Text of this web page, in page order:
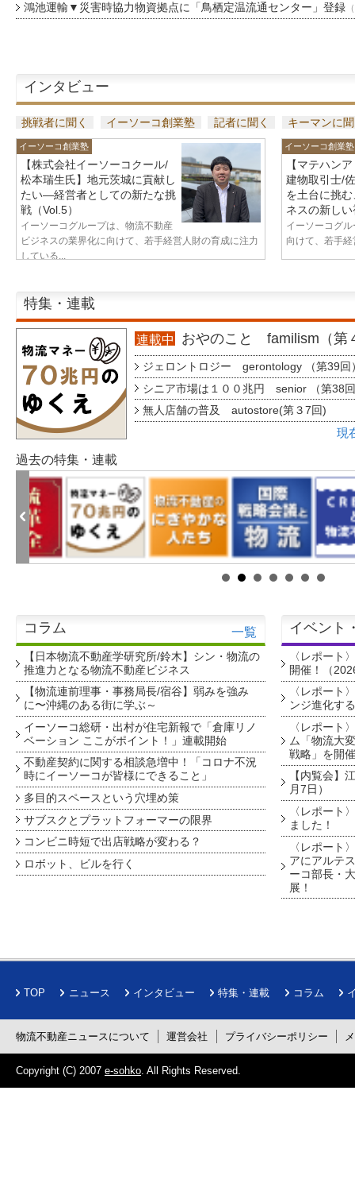
鴻池運輸▼災害時協力物資拠点に「鳥栖定温流通センター」登録
インタビュー
挑戦者に聞く イーソーコ創業塾 記者に聞く キーマンに
イーソーコ創業塾
【株式会社イーソーコクール/
松本瑞生氏】地元茨城に貢献し
たい—経営者としての新たな挑
戦（Vol.5）
イーソーコグループは、物流不動産
ビジネスの業界化に向けて、若手経営人財の育成に注力
している...
イーソーコ創業塾
【マテハン
建物取引士/
を土台に挑
ネスの新し
イーソーコグ
向けて、若手
特集・連載
連載中 おやのこと familism（第
ジェロントロジー gerontology （第39回
シニア市場は１００兆円 senior （第38
無人店舗の普及 autostore(第３7回)
現
過去の特集・連載
コラム 一覧
【日本物流不動産学研究所/鈴木】シン・物流の
推進力となる物流不動産ビジネス
【物流連前理事・事務局長/宿谷】弱みを強み
に〜沖縄のある街に学ぶ～
イーソーコ総研・出村が住宅新報で「倉庫リノ
ベーション ここがポイント！」連載開始
不動産契約に関する相談急増中！「コロナ不況
時にイーソーコが皆様にできること」
多目的スペースという穴埋め策
サブスクとプラットフォーマーの限界
コンビニ時短で出店戦略が変わる？
ロボット、ビルを行く
イベント
〈レポート
開催！（
〈レポート
ンジ進化す
〈レポート
ム「物流大
戦略」を開
【内覧会】
月7日）
〈レポート
ました！
〈レポート
アにアルテ
ーコ部長・
展！
TOP ニュース インタビュー 特集・連載 コラム
物流不動産ニュースについて 運営会社 プライバシーポリシー
Copyright (C) 2007 e-sohko . All Rights Reserved.